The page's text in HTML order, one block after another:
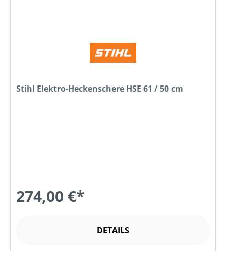
Stihl Elektro-Heckenschere HSE 61 / 50 cm
274,00 €*
DETAILS